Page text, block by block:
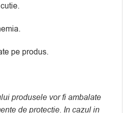
pe produs.
produsele vor fi ambalate
de protectie. In cazul in